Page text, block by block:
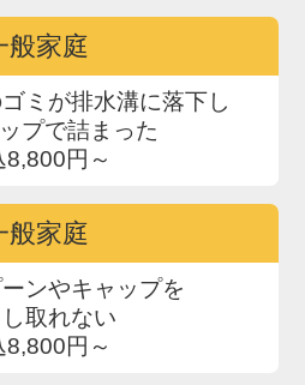
般家庭
ミが排水溝に落下し
プで詰まった
8,800円～
般家庭
ンやキャップを
取れない
8,800円～